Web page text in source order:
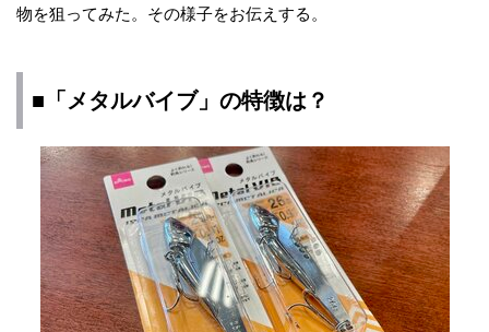
物を狙ってみた。その様子をお伝えする。
■「メタルバイブ」の特徴は？